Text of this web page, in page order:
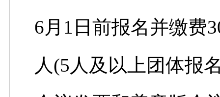
6月1日前报名并缴费
人(5人及以上团体报